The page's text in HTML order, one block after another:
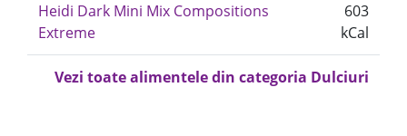
Heidi Dark Mini Mix Compositions
Extreme
603
kCal
Vezi toate alimentele din categoria Dulciuri